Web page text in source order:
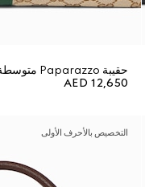
حقيبة Paparazzo متوسطة الحجم ذات مقبض علوي
AED 12,650
التخصيص بالأحرف الأولى